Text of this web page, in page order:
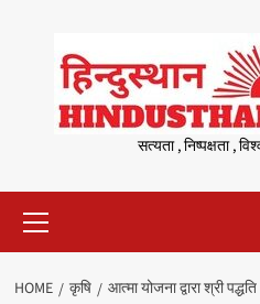
content
सत्यता , निष्पक्षता ,
Menu
HOME कृषि
आत्मा योजना द्वारा श्री